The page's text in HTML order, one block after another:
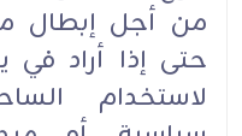
من أجل إبطال
حتى إذا أراد في
لاستخدام